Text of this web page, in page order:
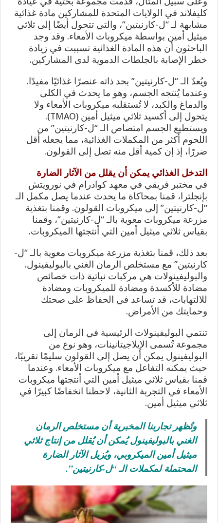
كليفلاند في الولايات المتحدة للمشاركين مادة غذائية
مشابهة لـ “ل-كارنيتين”، والتي تتحول أيضًا إلى ثلاثي
ميثيل أمين بواسطة ميكروبات الأمعاء. وقد وجد
الباحثون أن هذه المادة الغذائية تسببت في زيادة
خطر الإصابة بالجلطات الدموية لدى المشاركين.
ويُعدّ الـ “ل-كارنيتين” بحد ذاته عنصرًا غذائيًا مفيدًا.
وعندما يُنتجه الجسم، وهو ما يحدث في الكلى
والدماغ والكبد، لا تُستقلبه ميكروبات الأمعاء ولا
يتحول إلى أكسيد ثلاثي ميثيل أمين (TMAO).
ويستطيع الجسم امتصاص الـ “ل-كارنيتين” من
اللحوم أكثر من المكملات الغذائية، مما يجعله أقل
ضررًا، إذ إن كمية أقل منه تصل إلى القولون.
التدخل الغذائي يمكن أن يقلل من الآثار الضارة
في مختبر فريقي في معهد كوادرام في نورويتش
بإنجلترا، قمنا بمحاكاة ما يحدث عندما يصل مكمل الـ
“ل-كارنيتين” إلى ميكروبات القولون. وقمنا بتغذية
مزرعة ميكروبات معوية بالـ “ل-كارنيتين”، وقمنا
بقياس ثلاثي ميثيل أمين التي أنتجتها الميكروبات.
بعد ذلك، قمنا بتغذية مزرعة ميكروبات معوية بالـ “ل-
كارنيتين” مع مستخلص الرمان الغني بالبوليفينول.
والبوليفينولات هي مركبات نباتية ذات خصائص
مضادة للأكسدة ومضادة للميكروبات ومضادة
للالتهابات، قد تساعد في الحفاظ على صحتك
وحمايتك من الأمراض.
تنتمي البوليفينولات الرئيسية في الرمان إلى
مجموعة تُسمى الإيلاجيتانينات، وهو نوع من
البوليفينول يمكن أن يصل إلى القولون سليمًا تقريبًا،
حيث يمكنه التفاعل مع ميكروبات الأمعاء. وعندما
قمنا بقياس ثلاثي ميثيل أمين التي أنتجتها ميكروبات
الأمعاء في التجربة الثانية، لاحظنا انخفاضًا كبيرًا في
ثلاثي ميثيل أمين.
وتُظهر تجاربنا المخبرية أن مستخلص الرمان
الغني بالبوليفينول يُمكن أن يُقلل من إنتاج ثلاثي
ميثيل أمين الميكروبي، ويُزيل الآثار الضارة
المحتملة لمكملات الـ “ل-كارنيتين”.